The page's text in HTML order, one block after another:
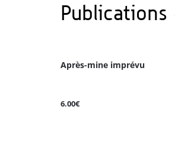
Publications
Après-mine imprévu
6.00€